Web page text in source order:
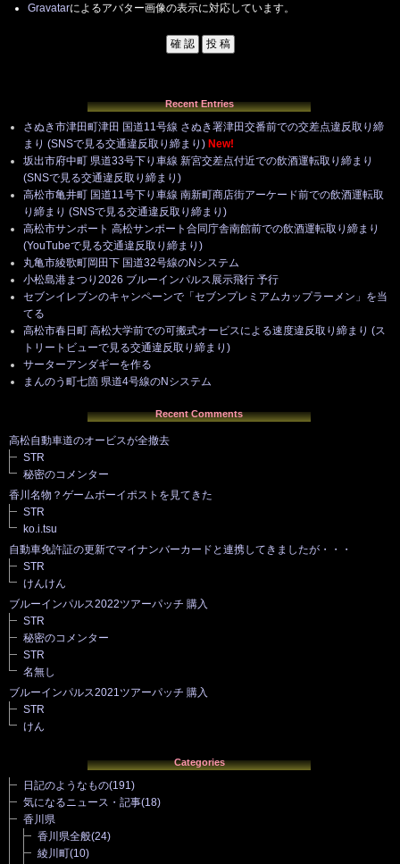
Gravatarによるアバター画像の表示に対応しています。
Recent Entries
さぬき市津田町津田 国道11号線 さぬき署津田交番前での交差点違反取り締
まり (SNSで見る交通違反取り締まり) New!
坂出市府中町 県道33号下り車線 新宮交差点付近での飲酒運転取り締まり
(SNSで見る交通違反取り締まり)
高松市亀井町 国道11号下り車線 南新町商店街アーケード前での飲酒運転取
り締まり (SNSで見る交通違反取り締まり)
高松市サンポート 高松サンポート合同庁舎南館前での飲酒運転取り締まり
(YouTubeで見る交通違反取り締まり)
丸亀市綾歌町岡田下 国道32号線のNシステム
小松島港まつり2026 ブルーインパルス展示飛行 予行
セブンイレブンのキャンペーンで「セブンプレミアムカップラーメン」を当
てる
高松市春日町 高松大学前での可搬式オービスによる速度違反取り締まり (ス
トリートビューで見る交通違反取り締まり)
サーターアンダギーを作る
まんのう町七箇 県道4号線のNシステム
Recent Comments
高松自動車道のオービスが全撤去
STR
秘密のコメンター
香川名物？ゲームボーイポストを見てきた
STR
ko.i.tsu
自動車免許証の更新でマイナンバーカードと連携してきましたが・・・
STR
けんけん
ブルーインパルス2022ツアーパッチ 購入
STR
秘密のコメンター
STR
名無し
ブルーインパルス2021ツアーパッチ 購入
STR
けん
Categories
日記のようなもの(191)
気になるニュース・記事(18)
香川県
香川県全般(24)
綾川町(10)